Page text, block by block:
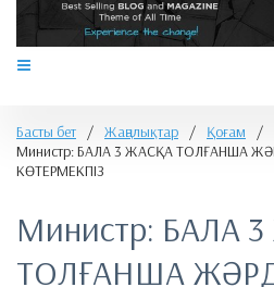
Басты бет / Жаңалықтар / Қоғам
/
​Министр: БАЛА 3 ЖАСҚА ТОЛҒАНША
КӨТЕРМЕКПІЗ
​Министр: БАЛА
ТОЛҒАНША